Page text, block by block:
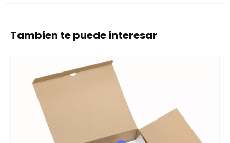
Tambien te puede interesar